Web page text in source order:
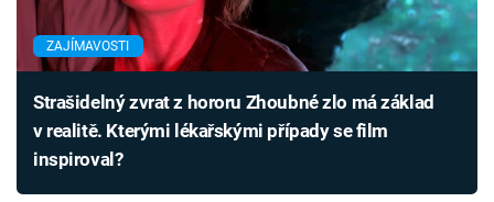
ZAJÍMAVOSTI
Strašidelný zvrat z hororu Zhoubné zlo má základ
v realitě. Kterými lékařskými případy se film
inspiroval?